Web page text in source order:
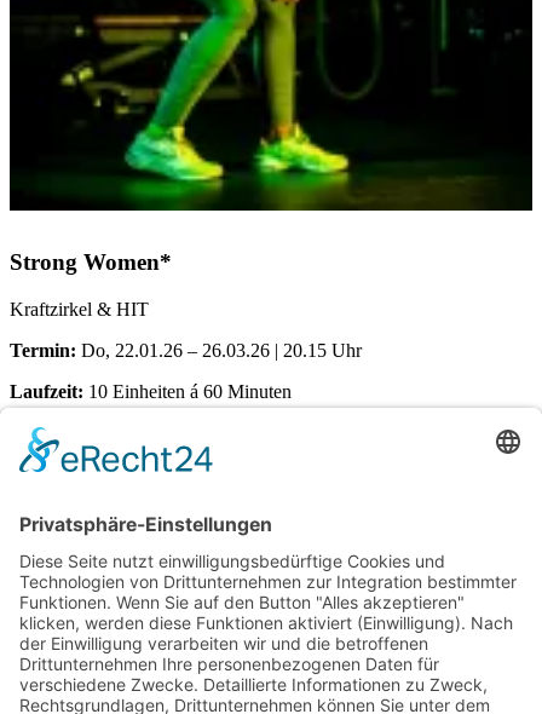
Strong Women*
Kraftzirkel & HIT
Termin: Do, 22.01.26 – 26.03.26 | 20.15 Uhr
Laufzeit: 10 Einheiten á 60 Minuten
Ort:
Kosten pro Teilnehmerin:
155,00
Verfügbare Plätze:
Nicht vorrätig
Startseite
Impressum
Datenschutzerklärung
Barrierefreiheitserklärung